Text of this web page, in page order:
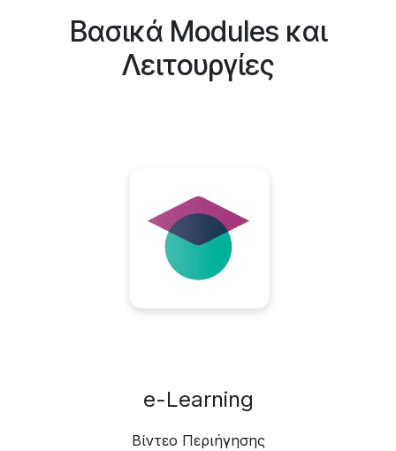
Βασικά Modules και
Λειτουργίες
e-Learning
Βίντεο Περιήγησης